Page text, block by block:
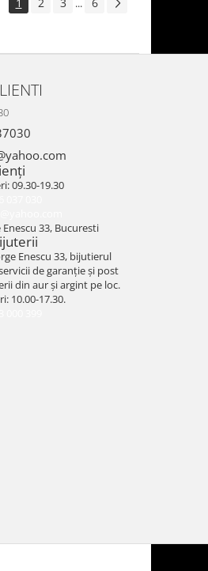
...
09.30-19.30
33, Bucuresti
Enescu 33, bijutierul
de garanție și post
din aur și argint pe loc.
10.00-17.30.